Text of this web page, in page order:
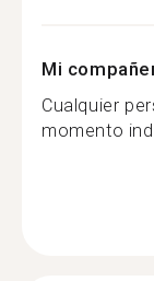
Mi
Cualquier
momento